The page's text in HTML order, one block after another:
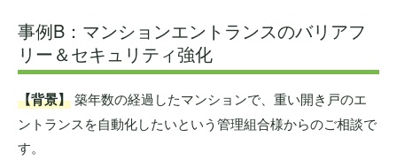
事例B：マンションエントランスのバリアフ
リー＆セキュリティ強化
【背景】築年数の経過したマンションで、重い開き戸のエ
ントランスを自動化したいという管理組合様からのご相談で
す。